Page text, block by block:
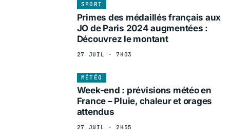
SPORT
Primes des médaillés français aux
JO de Paris 2024 augmentées :
Découvrez le montant
27 JUIL · 7H03
MÉTÉO
Week-end : prévisions météo en
France – Pluie, chaleur et orages
attendus
27 JUIL · 2H55